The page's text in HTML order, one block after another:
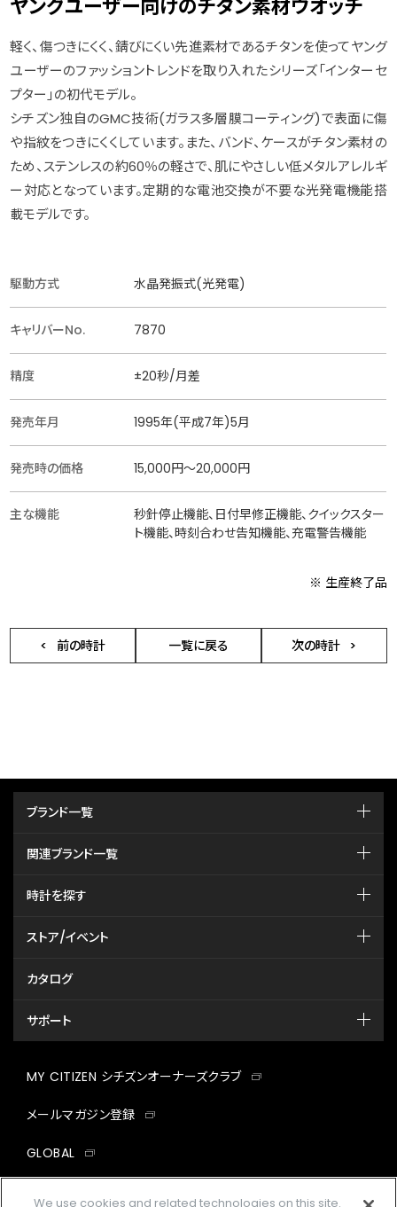
ヤングユーザー向けのチタン素材ウオッチ
軽く、傷つきにくく、錆びにくい先進素材であるチタンを使ってヤング
ユーザーのファッショントレンドを取り入れたシリーズ「インターセ
プター」の初代モデル。
シチズン独自のGMC技術(ガラス多層膜コーティング)で表面に傷
や指紋をつきにくくしています。また、バンド、ケースがチタン素材の
ため、ステンレスの約60％の軽さで、肌にやさしい低メタルアレルギ
ー対応となっています。定期的な電池交換が不要な光発電機能搭
載モデルです。
駆動方式 水晶発振式(光発電)
キャリバーNo. 7870
精度 ±20秒/月差
発売年月 1995年(平成7年)5月
発売時の価格 15,000円〜20,000円
主な機能
秒針停止機能、日付早修正機能、クイックスター
ト機能、時刻合わせ告知機能、充電警告機能
※ 生産終了品
前の時計 一覧に戻る 次の時計
ブランド一覧
関連ブランド一覧
時計を探す
ストア/イベント
カタログ
サポート
MY CITIZEN シチズンオーナーズクラブ
メールマガジン登録
GLOBAL
facebookinstagramtwitter
We use cookies and related technologies on this site.